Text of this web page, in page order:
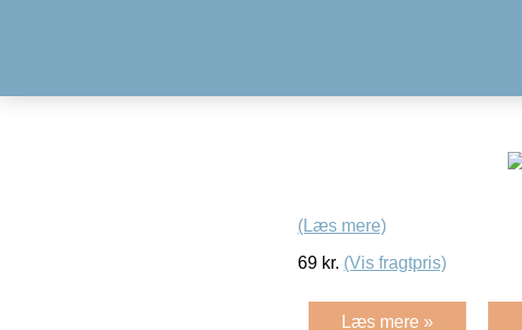
(Læs mere)
69 kr. (Vis fragtpris)
Læs mere »